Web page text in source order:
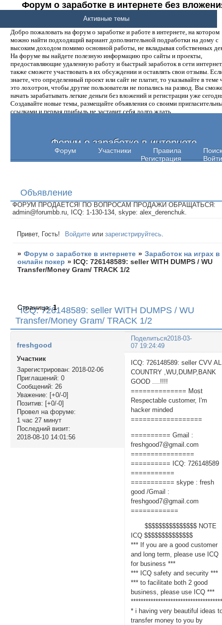
Форум о заработке в интернете без
денег.
Добро пожаловать на форум о заработке и работе в интернете, на котором
можно найти подходящий вариант дополнительной подработки на дому с
высоким доходом помимо основной работы, не вкладывая собственных
На форуме вы найдете полезную информацию про сайты и проекты,
предоставляющие удаленную работу и быстрый заработок в сети
также сможете участвовать в их обсуждении и оставлять свои отзывы.
знаете, что определенный проект или сайт не платит, то указывайте в теме
это лохотрон, чтобы другие пользователи не попались на развод. Вы
начать зарабатывать легкие деньги без вложений и регистрации уже
Создавайте новые темы, размещайте объявления со своими
ссылками и первая прибыль не заставит себя долго ждать.
Форум о заработке в интернете
Форум Участники Правила
Поиск
Регистрация
Войти
Активные темы
Объявление
ФОРУМ ПРОДАЕТСЯ! ПО ВОПРОСАМ ПРОДАЖИ ОБРАЩАТЬСЯ:
admin@forumbb.ru, ICQ: 1-130-134, skype: alex_derenchuk.
Привет, Гость! Войдите илизарегистрируйтесь
» Форум о заработке в интернете » Заработок на играх в
онлайн покер » ICQ: 726148589: seller WITH DUMPS / WU
Transfer/Money Gram/ TRACK 1/2
ICQ: 726148589: seller WITH DUMPS / WU
Transfer/Money Gram/ TRACK 1/2
Страница:1
Поделиться2018-03-
07 19:24:49
freshgood
Участник
Зарегистрирован: 2018-02-06
Приглашений: 0
Сообщений: 26
Уважение: [+0/-0]
Позитив: [+0/-0]
Провел на форуме:
1 час 27 минут
Последний визит:
2018-08-10 14:01:56
ICQ: 726148589: seller CVV
COUNTRY ,WU,DUMP,BANK
GOOD ....!!!!
============== Most
Respectable customer, I'm
hacker minded
==================
========== Gmail :
freshgood7@gmail.com
================
========== ICQ: 726148589
===========
=========== skype : fresh
good /Gmail :
freshgood7@gmail.com
============
$$$$$$$$$$$$$$$ NOTE
ICQ $$$$$$$$$$$$$$
*** If you are a good customer
and long term, please use ICQ
for business ***
*** ICQ safety and security ***
*** to facilitate both 2 good
business, please use ICQ ***
* i having very beautiful ideas
transfer money to you by